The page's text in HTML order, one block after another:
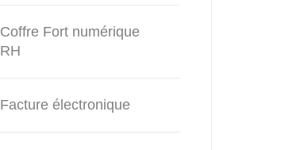
Coffre Fort numérique
RH
Facture électronique